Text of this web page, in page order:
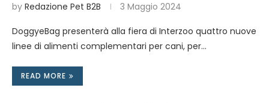
by Redazione Pet B2B 3 Maggio 2024
DoggyeBag presenterà alla fiera di Interzoo quattro nuove
linee di alimenti complementari per cani, per…
READ MORE